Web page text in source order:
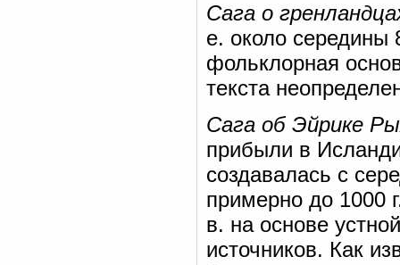
Сага о
е. около середины
фольклорная
текста
Сага об Эйрике
прибыли в
создавалась с
примерно до 1000
в. на основе
источников. Как